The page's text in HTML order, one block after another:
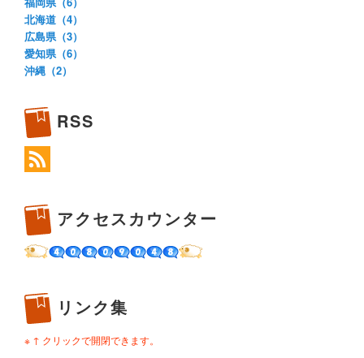
北海道（4）
広島県（3）
愛知県（6）
沖縄（2）
RSS
アクセスカウンター
リンク集
※ ↑ クリックで開閉できます。